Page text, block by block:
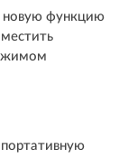
новую функцию